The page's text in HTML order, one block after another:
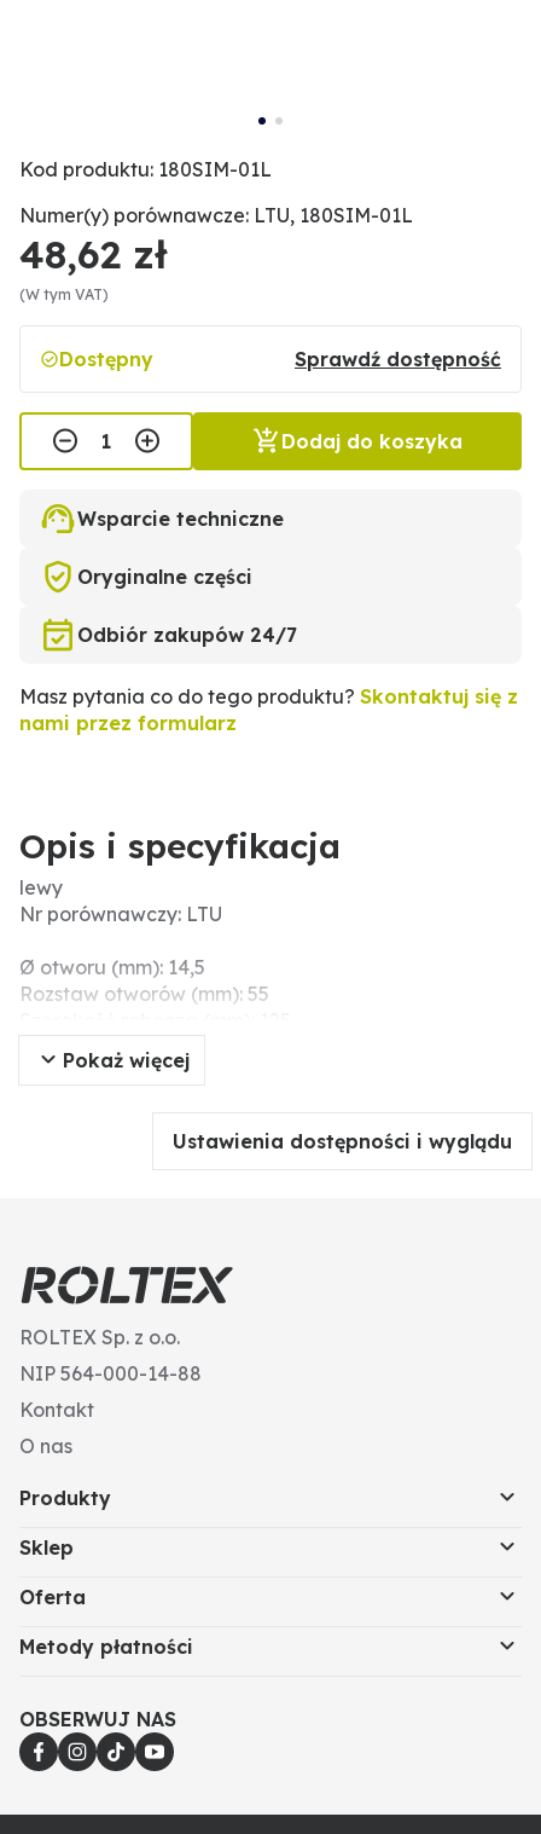
Kod produktu: 180SIM-01L
Numer(y) porównawcze: LTU, 180SIM-01L
48,62 zł
(W tym VAT)
Dostępny Sprawdź dostępność
Dodaj do koszyka
Wsparcie techniczne
Oryginalne części
Odbiór zakupów 24/7
Masz pytania co do tego produktu? Skontaktuj się z
nami przez formularz
Opis i specyfikacja
lewy
Nr porównawczy: LTU
Ø otworu (mm): 14,5
Rozstaw otworów (mm): 55
Wymiary montażowe (mm): 80
Długość (mm): 185
Pokaż więcej
Ustawienia dostępności i wyglądu
ROLTEX Sp. z o.o.
NIP 564-000-14-88
Kontakt
O nas
Produkty
Sklep
Oferta
Metody płatności
OBSERWUJ NAS